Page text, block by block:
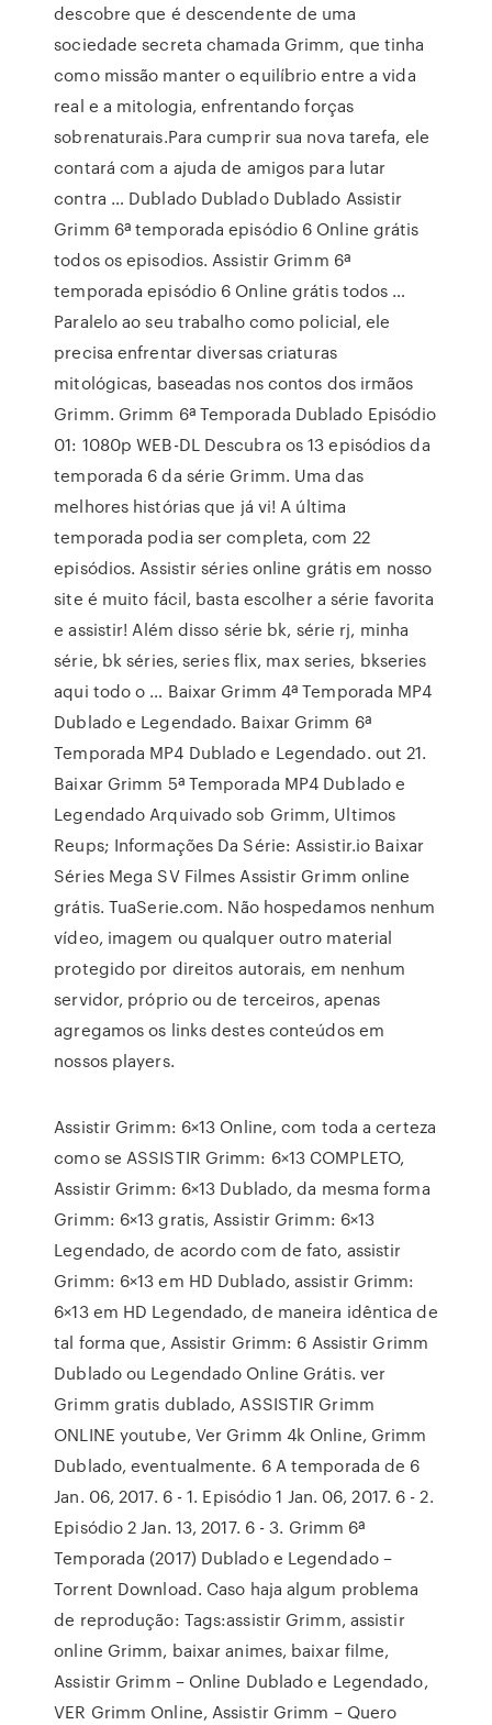
descobre que é descendente de uma
sociedade secreta chamada Grimm, que tinha
como missão manter o equilíbrio entre a vida
real e a mitologia, enfrentando forças
sobrenaturais.Para cumprir sua nova tarefa, ele
contará com a ajuda de amigos para lutar
contra … Dublado Dublado Dublado Assistir
Grimm 6ª temporada episódio 6 Online grátis
todos os episodios. Assistir Grimm 6ª
temporada episódio 6 Online grátis todos …
Paralelo ao seu trabalho como policial, ele
precisa enfrentar diversas criaturas
mitológicas, baseadas nos contos dos irmãos
Grimm. Grimm 6ª Temporada Dublado Episódio
01: 1080p WEB-DL Descubra os 13 episódios da
temporada 6 da série Grimm. Uma das
melhores histórias que já vi! A última
temporada podia ser completa, com 22
episódios. Assistir séries online grátis em nosso
site é muito fácil, basta escolher a série favorita
e assistir! Além disso série bk, série rj, minha
série, bk séries, series flix, max series, bkseries
aqui todo o … Baixar Grimm 4ª Temporada MP4
Dublado e Legendado. Baixar Grimm 6ª
Temporada MP4 Dublado e Legendado. out 21.
Baixar Grimm 5ª Temporada MP4 Dublado e
Legendado Arquivado sob Grimm, Ultimos
Reups; Informações Da Série: Assistir.io Baixar
Séries Mega SV Filmes Assistir Grimm online
grátis. TuaSerie.com. Não hospedamos nenhum
vídeo, imagem ou qualquer outro material
protegido por direitos autorais, em nenhum
servidor, próprio ou de terceiros, apenas
agregamos os links destes conteúdos em
nossos players.
Assistir Grimm: 6×13 Online, com toda a certeza
como se ASSISTIR Grimm: 6×13 COMPLETO,
Assistir Grimm: 6×13 Dublado, da mesma forma
Grimm: 6×13 gratis, Assistir Grimm: 6×13
Legendado, de acordo com de fato, assistir
Grimm: 6×13 em HD Dublado, assistir Grimm:
6×13 em HD Legendado, de maneira idêntica de
tal forma que, Assistir Grimm: 6 Assistir Grimm
Dublado ou Legendado Online Grátis. ver
Grimm gratis dublado, ASSISTIR Grimm
ONLINE youtube, Ver Grimm 4k Online, Grimm
Dublado, eventualmente. 6 A temporada de 6
Jan. 06, 2017. 6 - 1. Episódio 1 Jan. 06, 2017. 6 - 2.
Episódio 2 Jan. 13, 2017. 6 - 3. Grimm 6ª
Temporada (2017) Dublado e Legendado –
Torrent Download. Caso haja algum problema
de reprodução: Tags:assistir Grimm, assistir
online Grimm, baixar animes, baixar filme,
Assistir Grimm – Online Dublado e Legendado,
VER Grimm Online, Assistir Grimm – Quero